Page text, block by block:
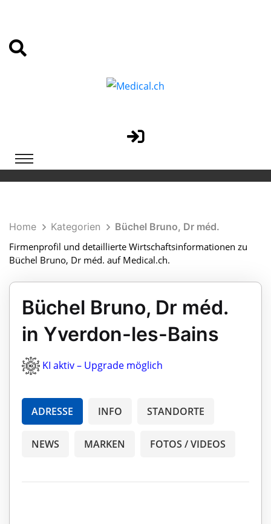
Home Kategorien
Büchel Bruno, Dr méd.
Firmenprofil und detaillierte Wirtschaftsinformationen zu
Büchel Bruno, Dr méd. auf Medical.ch.
Büchel Bruno, Dr méd.
in Yverdon-les-Bains
KI aktiv – Upgrade möglich
ADRESSE INFO STANDORTE
NEWS MARKEN FOTOS / VIDEOS